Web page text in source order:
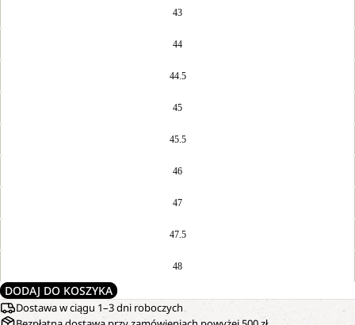
43
44
44.5
45
45.5
46
47
47.5
48
DODAJ DO KOSZYKA
Dostawa w ciągu 1–3 dni roboczych